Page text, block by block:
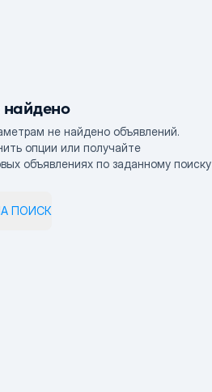
найдено
не найдено объявлений.
опции или получайте
объявлениях по заданному поиску
ПОИСК